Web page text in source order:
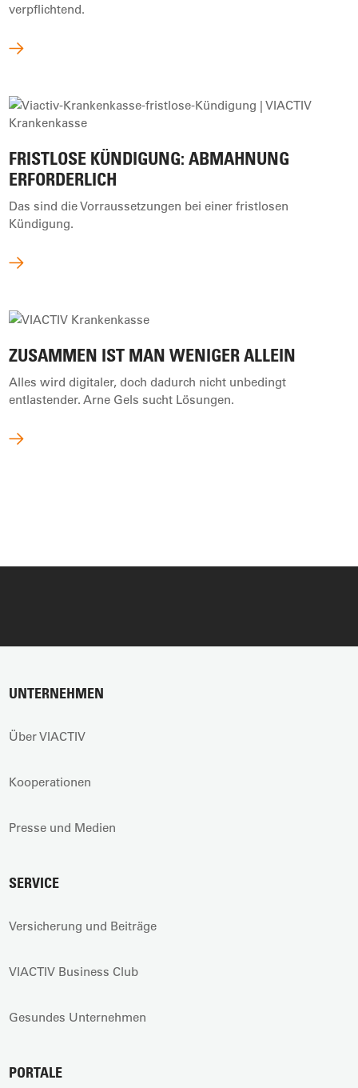
verpflichtend.
FRISTLOSE KÜNDIGUNG: ABMAHNUNG
ERFORDERLICH
Das sind die Vorraussetzungen bei einer fristlosen
Kündigung.
ZUSAMMEN IST MAN WENIGER ALLEIN
Alles wird digitaler, doch dadurch nicht unbedingt
entlastender. Arne Gels sucht Lösungen.
UNTERNEHMEN
Über VIACTIV
Kooperationen
Presse und Medien
SERVICE
Versicherung und Beiträge
VIACTIV Business Club
Gesundes Unternehmen
PORTALE